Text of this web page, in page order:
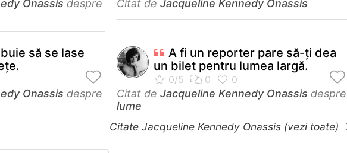
Onassis despre
Citat de Jacqueline Kennedy Onassis
să se lase
Onassis despre
A fi un reporter pare să-ţi dea
un bilet pentru lumea largă.
Citat de Jacqueline Kennedy Onassis despre
lume
Citate Jacqueline Kennedy Onassis (vezi toate)